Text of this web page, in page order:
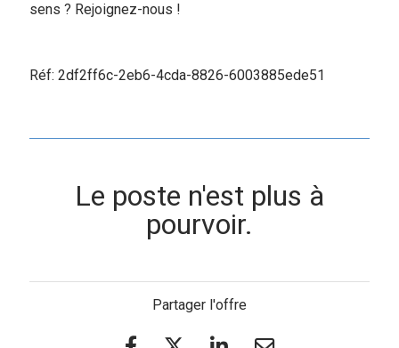
sens ? Rejoignez-nous !
Réf: 2df2ff6c-2eb6-4cda-8826-6003885ede51
Le poste n'est plus à
pourvoir.
Partager l'offre